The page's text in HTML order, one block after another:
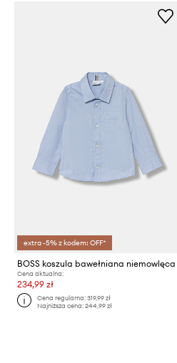
extra -5% z kodem: OFF*
BOSS koszula bawełniana niemowlęca
Cena aktualna:
234,99 zł
Cena regularna:319,99 zł
Najniższa cena:244,99 zł